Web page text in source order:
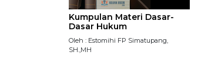
Kumpulan Materi Dasar-
Dasar Hukum
Oleh : Estomihi FP Simatupang,
SH.,MH